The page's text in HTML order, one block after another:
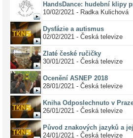
HandsDance: hudební klipy
10/02/2021 - Radka Kulichová
Dysfázie a autismus
02/02/2021 - Česká televize
Zlaté české ručičky
30/01/2021 - Česká televize
Ocenění ASNEP 2018
28/01/2021 - Česká televize
Kniha Odposlechnuto v
26/01/2021 - Česká televize
Původ znakových jazyků a
24/01/2021 - Česká televize